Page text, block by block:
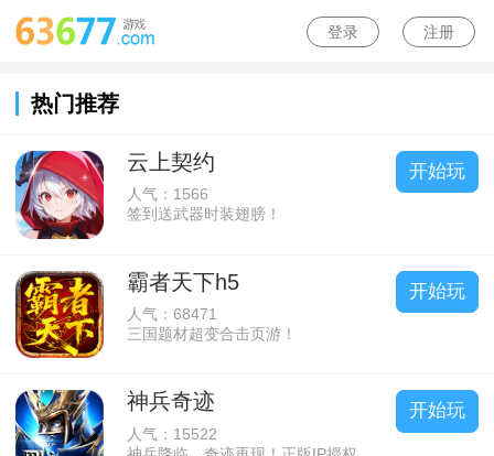
登录 注册
热门推荐
云上契约
人气：1566
签到送武器时装翅膀！
开始玩
霸者天下h5
人气：68471
三国题材超变合击页游！
开始玩
神兵奇迹
人气：15522
开始玩